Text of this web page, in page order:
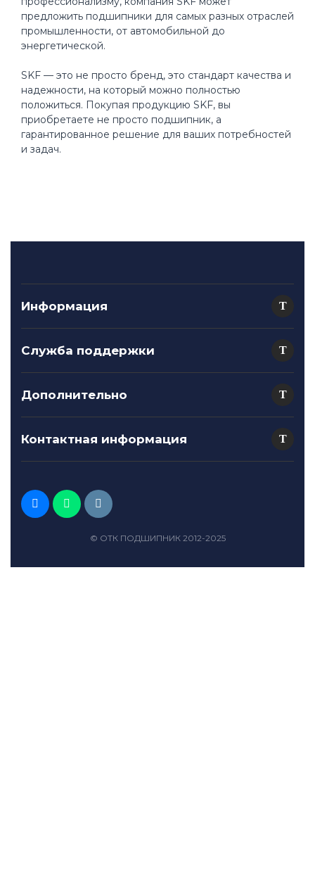
предложить подшипники для самых разных отраслей
промышленности, от автомобильной до
энергетической.
SKF — это не просто бренд, это стандарт качества и
надежности, на который можно полностью
положиться. Покупая продукцию SKF, вы
приобретаете не просто подшипник, а
гарантированное решение для ваших потребностей
и задач.
Информация
Служба поддержки
Дополнительно
Контактная информация
© ОТК ПОДШИПНИК 2012-2025